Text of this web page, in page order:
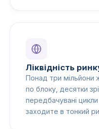
Ліквідність
Понад три мільйони
по блоку, десятки
передбачувані
заходите в тонкий